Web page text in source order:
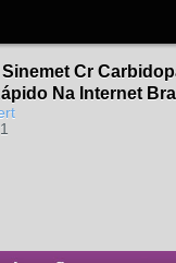
Cr
Na Internet